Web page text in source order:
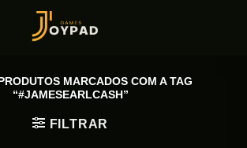
MARCADOS COM A TAG
“#JAMESEARLCASH”
FILTRAR